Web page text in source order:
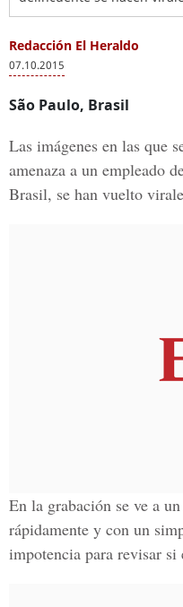
Redacción El Heraldo
07.10.2015
São Paulo, Brasil
Las imágenes en las que
amenaza a un empleado
Brasil, se han vuelto
En la grabación se ve a
rápidamente y con un
impotencia para revisar si